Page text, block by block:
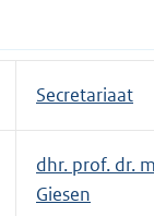
Secretariaat
dhr. prof. dr.
Giesen